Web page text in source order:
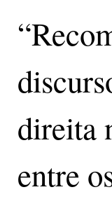
direita
entre